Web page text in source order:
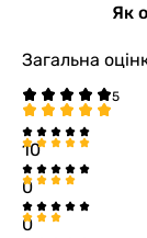
внутрішнього
блоку в
упаковці
Зовнішній блок
Ширина
Як
Загальна
10
0
0